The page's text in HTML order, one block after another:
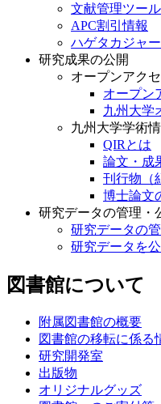
文献管理ツール
APC割引情報
ハゲタカジャ
研究成果の公開
オープンアク
オープン
九州大学
九州大学学術
QIRとは
論文・成
刊行物（
博士論文
研究データの管理・
研究データの
研究データを
図書館について
附属図書館の概要
図書館の移転に係る
研究開発室
出版物
オリジナルグッズ